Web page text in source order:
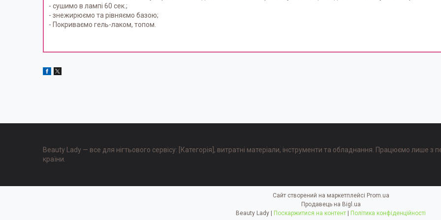
- сушимо в лампі 60 сек.;
- знежирюємо та рівняємо базою;
- Покриваємо гель-лаком, топом.
Beauty Lady — все для нігтьового сервісу: [Категорія], витратні матеріали, інструменти та обладнання. Працюємо лише з
країни.
Сайт створений на маркетплейсі Prom.ua
Продавець на Bigl.ua
Поскаржитися на контент Політика конфіденційності